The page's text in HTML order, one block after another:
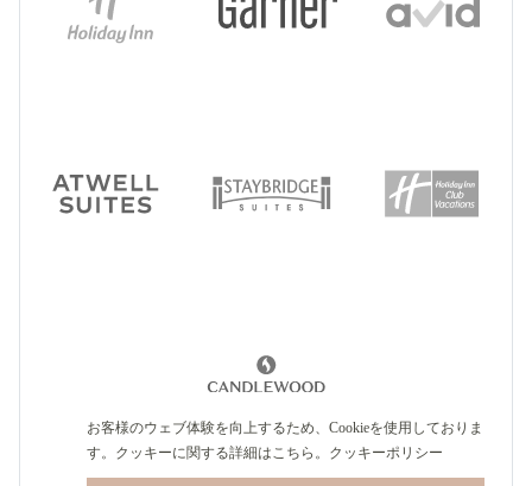
お客様のウェブ体験を向上するため、Cookieを使用しておりま
す。クッキーに関する詳細はこちら。 クッキーポリシー